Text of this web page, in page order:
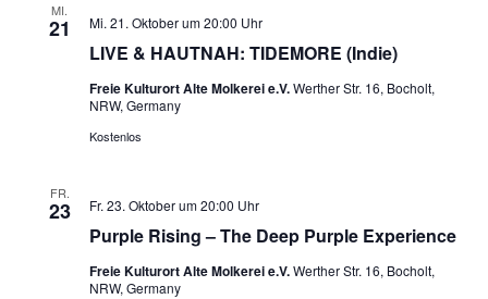
MI.
21
LIVE & HAUTNAH: TIDEMORE (Indie)
Mi. 21. Oktober um 20:00 Uhr
Freie Kulturort Alte Molkerei e.V.Werther Str. 16, Bocholt,
NRW, Germany
Kostenlos
FR.
23
Purple Rising – The Deep Purple Experience
Fr. 23. Oktober um 20:00 Uhr
Freie Kulturort Alte Molkerei e.V.Werther Str. 16, Bocholt,
NRW, Germany